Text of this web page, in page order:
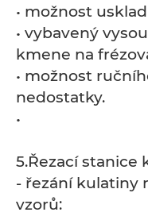
• možnost
• vybavený
kmene na
• možnost
nedostatky.
•
5.Řezací stanice
- řezání kulatiny
vzorů: